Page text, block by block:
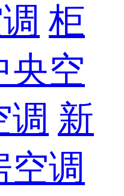
柜
央空
新
空调